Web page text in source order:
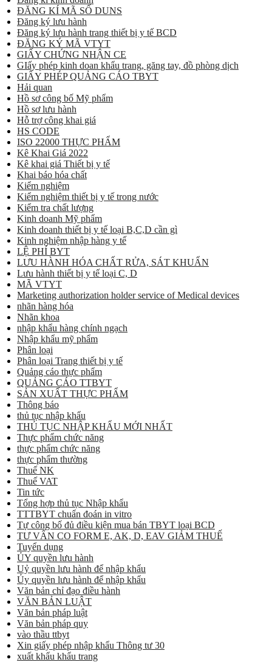
ĐĂNG KÍ MÃ SỐ DUNS
Đăng ký lưu hành
Đăng ký lưu hành trang thiết bị y tế BCD
ĐĂNG KÝ MÃ VTYT
GIẤY CHỨNG NHẬN CE
GIấy phép kinh doan khẩu trang, găng tay, đồ phòng dịch
GIẤY PHÉP QUẢNG CÁO TBYT
Hải quan
Hồ sơ công bố Mỹ phẩm
Hồ sơ lưu hành
Hỗ trợ công khai giá
HS CODE
ISO 22000 THỰC PHẨM
Kê Khai Giá 2022
Kê khai giá Thiết bị y tế
Khai báo hóa chất
Kiểm nghiệm
Kiểm nghiệm thiết bị y tế trong nước
Kiểm tra chất lượng
Kinh doanh Mỹ phẩm
Kinh doanh thiết bị y tế loại B,C,D cần gì
Kinh nghiệm nhập hàng y tế
LỆ PHÍ BYT
LƯU HÀNH HÓA CHẤT RỬA, SÁT KHUẨN
Lưu hành thiết bị y tế loại C, D
MÃ VTYT
Marketing authorization holder service of Medical devices
nhãn hàng hóa
Nhãn khoa
nhập khẩu hàng chính ngạch
Nhập khẩu mỹ phẩm
Phân loại
Phân loại Trang thiết bị y tế
Quảng cáo thực phẩm
QUẢNG CÁO TTBYT
SẢN XUẤT THỰC PHẨM
Thông báo
thủ tục nhập khẩu
THỦ TỤC NHẬP KHẨU MỚI NHẤT
Thực phẩm chức năng
thực phẩm chức năng
thực phẩm thường
Thuế NK
Thuế VAT
Tin tức
Tổng hợp thủ tục Nhập khẩu
TTTBYT chuẩn đoán in vitro
Tự công bố đủ điều kiện mua bán TBYT loại BCD
TƯ VẤN CO FORM E, AK, D, EAV GIẢM THUẾ
Tuyển dụng
ỦY quyền lưu hành
Uỷ quyền lưu hành để nhập khẩu
Ủy quyền lưu hành để nhập khẩu
Văn bản chỉ đạo điều hành
VĂN BẢN LUẬT
Văn bản pháp luật
Văn bản pháp quy
vào thầu ttbyt
Xin giấy phép nhập khẩu Thông tư 30
xuất khẩu khẩu trang